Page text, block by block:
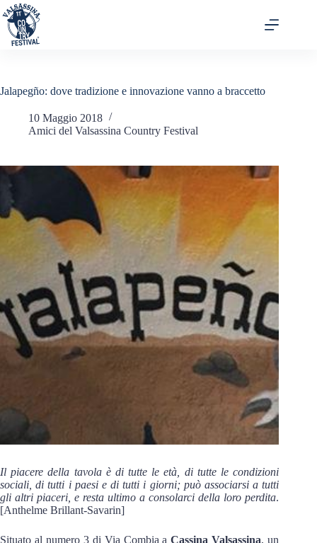
Jalapegño: dove tradizione e innovazione vanno a braccetto
10 Maggio 2018
Amici del Valsassina Country Festival
Il piacere della tavola è di tutte le età, di tutte le condizioni
sociali, di tutti i paesi e di tutti i giorni; può associarsi a tutti
gli altri piaceri, e resta ultimo a consolarci della loro perdita.
[Anthelme Brillant-Savarin]
Situato al numero 3 di Via Combia aCassina Valsassina, un